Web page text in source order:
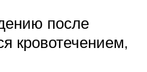
после
кровотечением,